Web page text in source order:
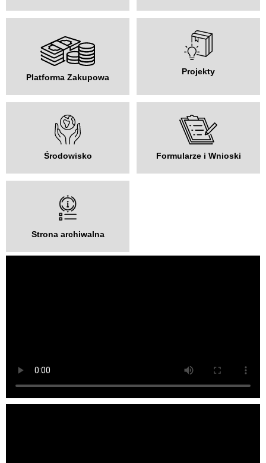
Platforma Zakupowa
Projekty
Środowisko Formularze i Wnioski
Strona archiwalna